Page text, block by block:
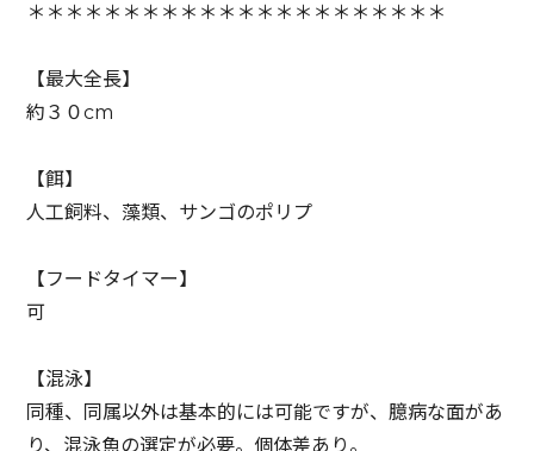
＊＊＊＊＊＊＊＊＊＊＊＊＊＊＊＊＊＊＊＊＊＊
【最大全長】
約３０cm
【餌】
人工飼料、藻類、サンゴのポリプ
【フードタイマー】
可
【混泳】
同種、同属以外は基本的には可能ですが、臆病な面があ
り、混泳魚の選定が必要。個体差あり。